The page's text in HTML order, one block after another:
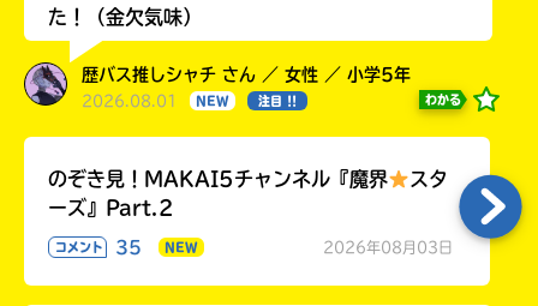
た！（金欠気味）
歴バス推しシャチ さん ／ 女性 ／ 小学5年
2026.08.01 NEW 注目 !! わかる
のぞき見！MAKAI5チャンネル『魔界
スタ
ーズ』Part.2
コメント 35 NEW 2026年08月03日